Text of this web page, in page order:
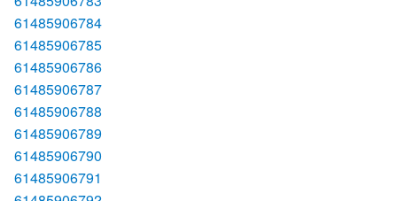
61485906784
61485906785
61485906786
61485906787
61485906788
61485906789
61485906790
61485906791